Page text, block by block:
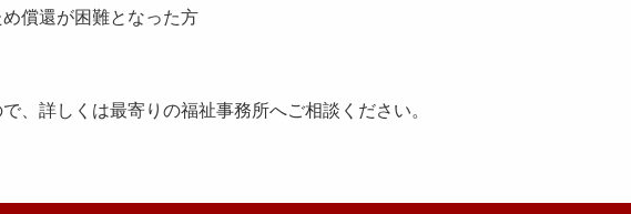
還が困難となった方
、詳しくは最寄りの福祉事務所へご相談ください。